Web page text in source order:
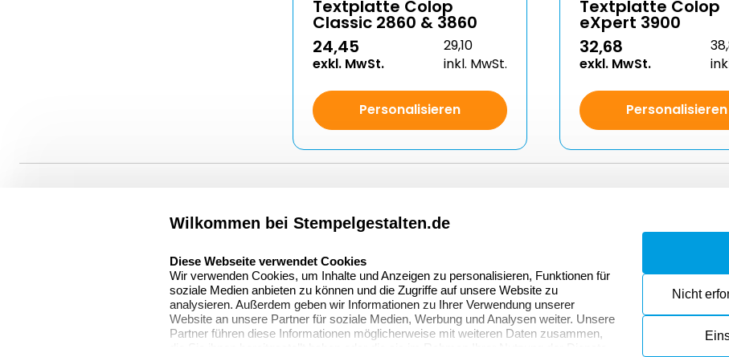
Textplatte Colop
Classic 2860 & 3860
24,45
exkl. MwSt.
29,10
inkl. MwSt.
Personalisieren
Textplatte Colop
eXpert 3900
32,68
exkl. MwSt.
Personalisieren
Stempelgestalten.de
Über uns
Sitemap
Alle
Stempelinformationen
Datenschutzerklärung
Widerrufsrecht
Wilkommen bei Stempelgestalten.de
Diese Webseite verwendet Cookies
Wir verwenden Cookies, um Inhalte und Anzeigen zu personalisieren, Funktionen für
soziale Medien anbieten zu können und die Zugriffe auf unsere Website zu
analysieren. Außerdem geben wir Informationen zu Ihrer Verwendung unserer
Website an unsere Partner für soziale Medien, Werbung und Analysen weiter. Unsere
Partner führen diese Informationen möglicherweise mit weiteren Daten zusammen,
Nicht